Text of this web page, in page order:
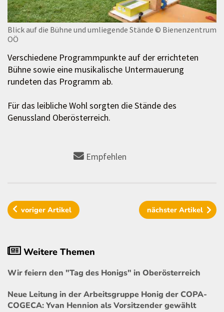
Blick auf die Bühne und umliegende Stände © Bienenzentrum
OÖ
Verschiedene Programmpunkte auf der errichteten
Bühne sowie eine musikalische Untermauerung
rundeten das Programm ab.
Für das leibliche Wohl sorgten die Stände des
Genussland Oberösterreich.
Empfehlen
vorigerArtikel nächster Artikel
Weitere Themen
Wir feiern den "Tag des Honigs" in Oberösterreich
Neue Leitung in der Arbeitsgruppe Honig der COPA-
COGECA: Yvan Hennion als Vorsitzender gewählt